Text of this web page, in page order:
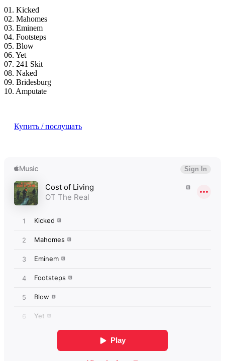
01. Kicked
02. Mahomes
03. Eminem
04. Footsteps
05. Blow
06. Yet
07. 241 Skit
08. Naked
09. Bridesburg
10. Amputate
Купить / послушать